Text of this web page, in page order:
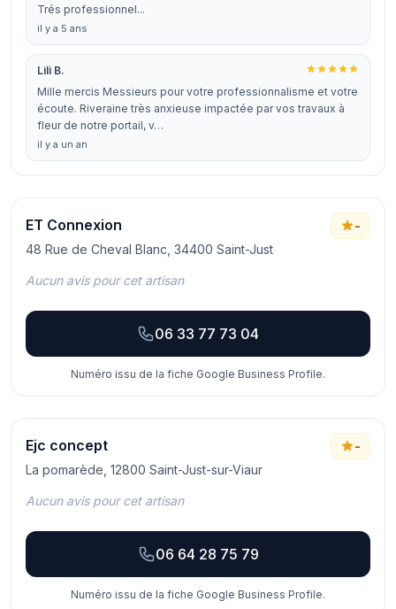
Trés professionnel...
il y a 5 ans
Lili B.
Mille mercis Messieurs pour votre professionnalisme et votre
écoute. Riveraine très anxieuse impactée par vos travaux à
fleur de notre portail, v…
il y a un an
ET Connexion
48 Rue de Cheval Blanc, 34400 Saint-Just
-
Aucun avis pour cet artisan
06 33 77 73 04
Numéro issu de la fiche Google Business Profile.
Ejc concept
La pomarède, 12800 Saint-Just-sur-Viaur
-
Aucun avis pour cet artisan
06 64 28 75 79
Numéro issu de la fiche Google Business Profile.